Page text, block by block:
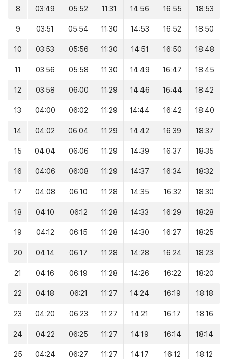
8 03:49 05:52 11:31 14:56 16:55 18:53
9 03:51 05:54 11:30 14:53 16:52 18:50
10 03:53 05:56 11:30 14:51 16:50 18:48
11 03:56 05:58 11:30 14:49 16:47 18:45
12 03:58 06:00 11:29 14:46 16:44 18:42
13 04:00 06:02 11:29 14:44 16:42 18:40
14 04:02 06:04 11:29 14:42 16:39 18:37
15 04:04 06:06 11:29 14:39 16:37 18:35
16 04:06 06:08 11:29 14:37 16:34 18:32
17 04:08 06:10 11:28 14:35 16:32 18:30
18 04:10 06:12 11:28 14:33 16:29 18:28
19 04:12 06:15 11:28 14:30 16:27 18:25
20 04:14 06:17 11:28 14:28 16:24 18:23
21 04:16 06:19 11:28 14:26 16:22 18:20
22 04:18 06:21 11:27 14:24 16:19 18:18
23 04:20 06:23 11:27 14:21 16:17 18:16
24 04:22 06:25 11:27 14:19 16:14 18:14
25 04:24 06:27 11:27 14:17 16:12 18:12